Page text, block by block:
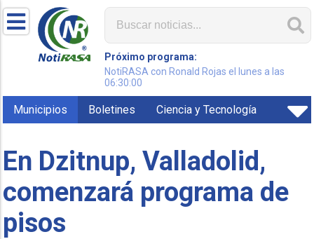
Próximo programa:
NotiRASA con Ronald Rojas el lunes a las
06:30:00
Municipios Boletines Ciencia y Tecnología
En Dzitnup, Valladolid,
comenzará programa de
pisos